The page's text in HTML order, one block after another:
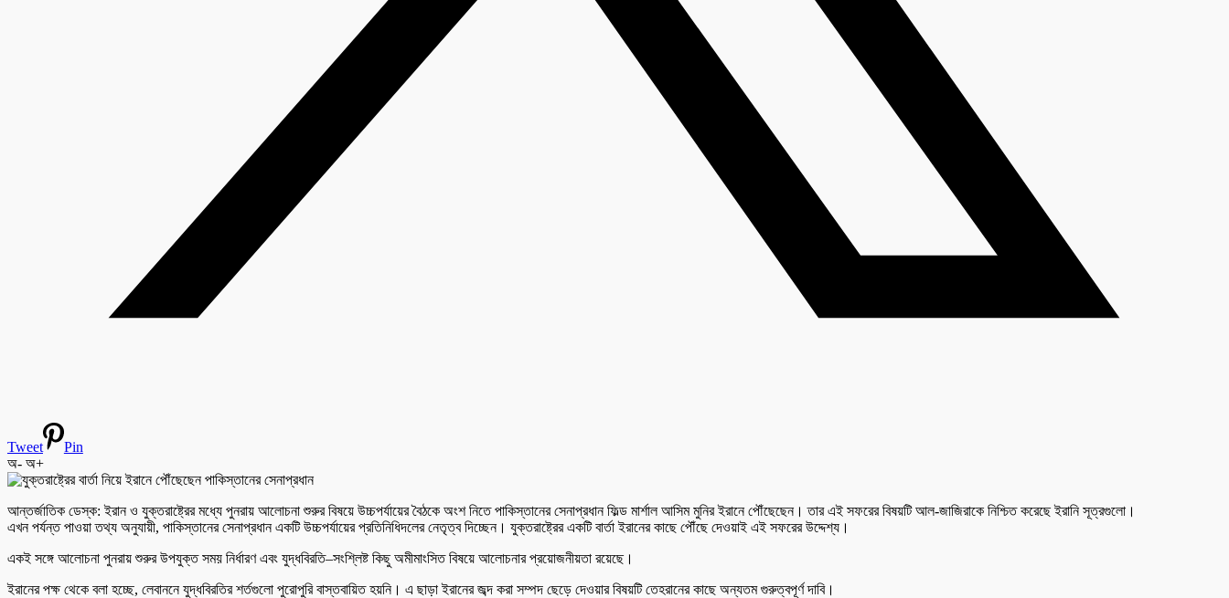
Tweet
Pin
অ- অ+
আন্তর্জাতিক ডেস্ক: ইরান ও যুক্তরাষ্ট্রের মধ্যে পুনরায় আলোচনা শুরুর বিষয়ে উচ্চপর্যায়ের বৈঠকে অংশ নিতে পাকিস্তানের সেনাপ্রধান ফিল্ড মার্শাল আসিম মুনির ইরানে পৌঁছেছেন। তার এই সফরের বিষয়টি আল-জাজিরাকে নিশ্চিত করেছে ইরানি সূত্রগুলো।
এখন পর্যন্ত পাওয়া তথ্য অনুযায়ী, পাকিস্তানের সেনাপ্রধান একটি উচ্চপর্যায়ের প্রতিনিধিদলের নেতৃত্ব দিচ্ছেন। যুক্তরাষ্ট্রের একটি বার্তা ইরানের কাছে পৌঁছে দেওয়াই এই সফরের উদ্দেশ্য।
একই সঙ্গে আলোচনা পুনরায় শুরুর উপযুক্ত সময় নির্ধারণ এবং যুদ্ধবিরতি–সংশ্লিষ্ট কিছু অমীমাংসিত বিষয়ে আলোচনার প্রয়োজনীয়তা রয়েছে।
ইরানের পক্ষ থেকে বলা হচ্ছে, লেবাননে যুদ্ধবিরতির শর্তগুলো পুরোপুরি বাস্তবায়িত হয়নি। এ ছাড়া ইরানের জব্দ করা সম্পদ ছেড়ে দেওয়ার বিষয়টি তেহরানের কাছে অন্যতম গুরুত্বপূর্ণ দাবি।